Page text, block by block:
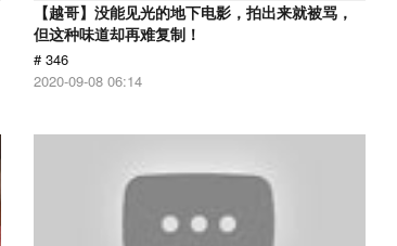
【越哥】没能见光的地下电影，拍出来就被骂，
但这种味道却再难复制！
# 346
2020-09-08 06:14